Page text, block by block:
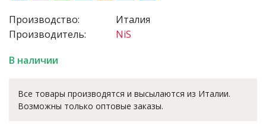
Производство:
Производитель:
Италия
NiS
В наличии
Все товары производятся и высылаются из Италии.
Возможны только оптовые заказы.